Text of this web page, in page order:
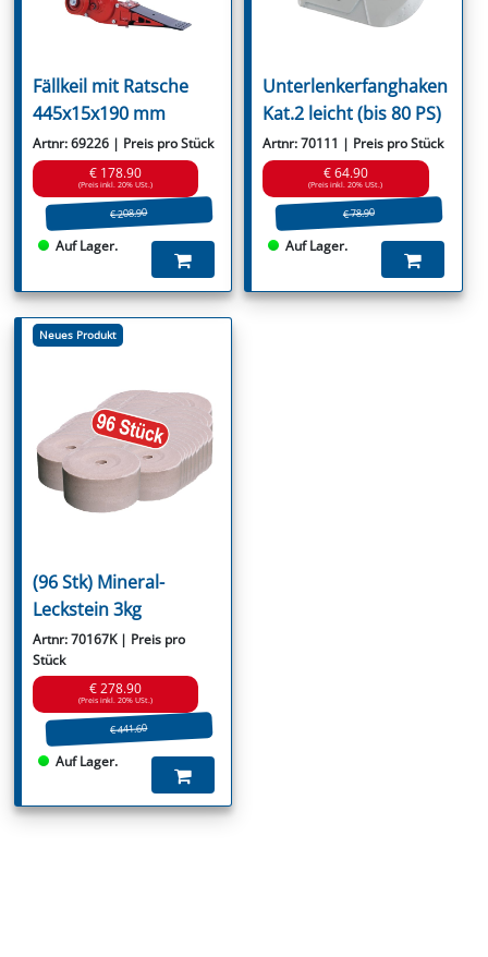
Fällkeil mit Ratsche
445x15x190 mm
Artnr: 69226 | Preis pro Stück
€ 178.90
(Preis inkl. 20% USt.)
€ 208.90
Auf Lager.
Unterlenkerfanghaken
Kat.2 leicht (bis 80 PS)
Artnr: 70111 | Preis pro Stück
€ 64.90
(Preis inkl. 20% USt.)
€ 78.90
Auf Lager.
Neues Produkt
(96 Stk) Mineral-
Leckstein 3kg
Artnr: 70167K | Preis pro
Stück
€ 278.90
(Preis inkl. 20% USt.)
€ 441.60
Auf Lager.